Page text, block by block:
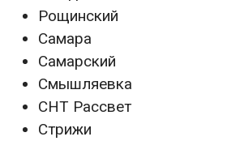
Рощинский
Самара
Самарский
Смышляевка
СНТ Рассвет
Стрижи